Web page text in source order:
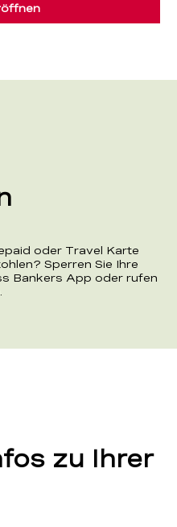
oder Travel Karte
Sperren Sie Ihre
Bankers App oder rufen
zu Ihrer